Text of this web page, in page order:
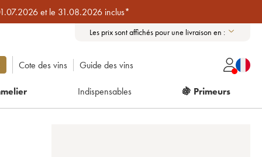
et le 31.08.2026 inclus*
Les prix sont affichés pour une livraison en :
Cote des vins Guide des vins
Indispensables 🍇 Primeurs